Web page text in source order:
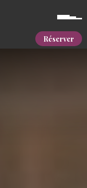
Réserver